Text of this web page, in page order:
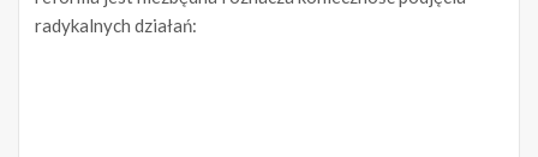
radykalnych działań: